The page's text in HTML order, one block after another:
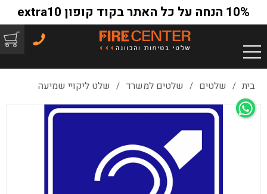
10% הנחה על כל האתר בקוד קופון extra10
בית / שלטים / שלטים למשרד / שלט ליקויי שמיעה